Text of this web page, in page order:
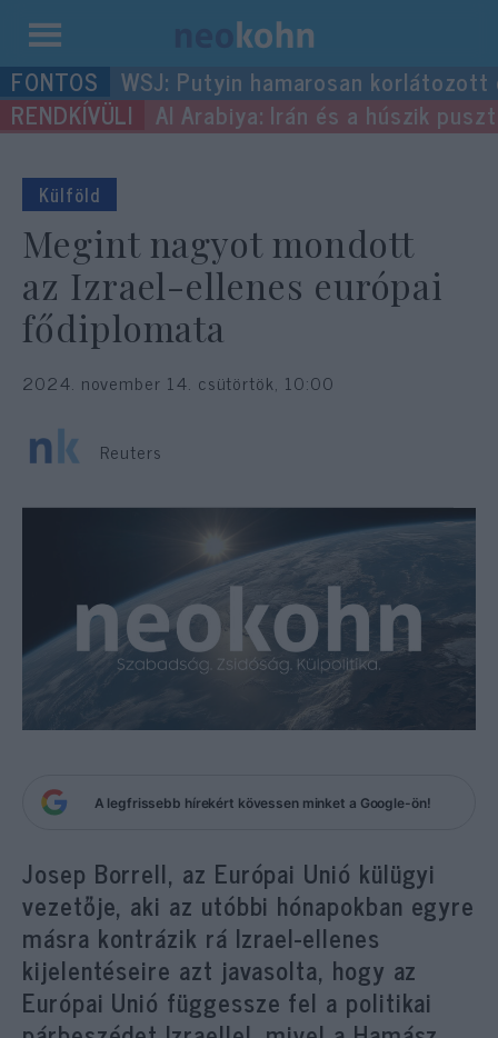
Kilépés
a
tartalomba
WSJ: Putyin hamarosan
Al Arabiya: Irán és a húszik
Külföld
Megint nagyot mondott
az Izrael-ellenes európai
fődiplomata
2024. november 14. csütörtök, 10:00
Reuters
A legfrissebb hírekért kövessen minket a Google-ön!
Josep Borrell, az Európai Unió külügyi
vezetője, aki az utóbbi hónapokban egyre
másra kontrázik rá Izrael-ellenes
kijelentéseire azt javasolta, hogy az
Európai Unió függessze fel a politikai